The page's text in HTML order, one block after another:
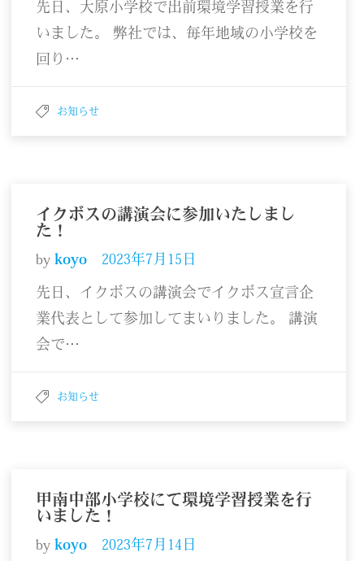
先日、大原小学校で出前環境学習授業を行
いました。 弊社では、毎年地域の小学校を
回り…
お知らせ
イクボスの講演会に参加いたしまし
た！
by koyo 2023年7月15日
先日、イクボスの講演会でイクボス宣言企
業代表として参加してまいりました。 講演
会で…
お知らせ
甲南中部小学校にて環境学習授業を行
いました！
by koyo 2023年7月14日